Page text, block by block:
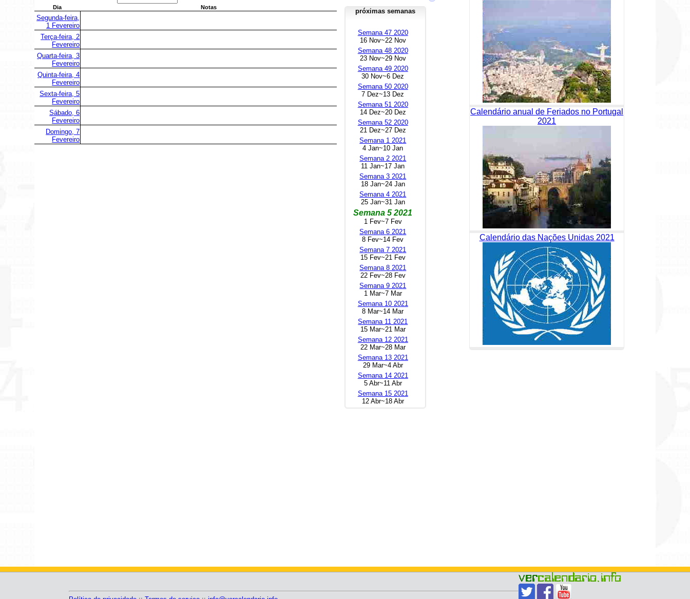
Dia Notas
Segunda-feira,
1 Fevereiro
Terça-feira, 2
Fevereiro
Quarta-feira, 3
Fevereiro
Quinta-feira, 4
Fevereiro
Sexta-feira, 5
Fevereiro
Sábado, 6
Fevereiro
Domingo, 7
Fevereiro
próximas semanas
Semana 47 2020
16 Nov~22 Nov
Semana 48 2020
23 Nov~29 Nov
Semana 49 2020
30 Nov~6 Dez
Semana 50 2020
7 Dez~13 Dez
Semana 51 2020
14 Dez~20 Dez
Semana 52 2020
21 Dez~27 Dez
Semana 1 2021
4 Jan~10 Jan
Semana 2 2021
11 Jan~17 Jan
Semana 3 2021
18 Jan~24 Jan
Semana 4 2021
25 Jan~31 Jan
Semana 5 2021
1 Fev~7 Fev
Semana 6 2021
8 Fev~14 Fev
Semana 7 2021
15 Fev~21 Fev
Semana 8 2021
22 Fev~28 Fev
Semana 9 2021
1 Mar~7 Mar
Semana 10 2021
8 Mar~14 Mar
Semana 11 2021
15 Mar~21 Mar
Semana 12 2021
22 Mar~28 Mar
Semana 13 2021
29 Mar~4 Abr
Semana 14 2021
5 Abr~11 Abr
Semana 15 2021
12 Abr~18 Abr
Calendário anual de Feriados no Portugal
2021
Calendário das Nações Unidas 2021